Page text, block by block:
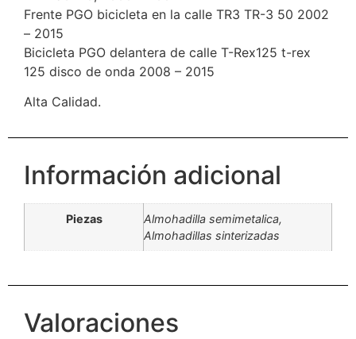
Frente PGO bicicleta en la calle TR3 TR-3 50 2002
– 2015
Bicicleta PGO delantera de calle T-Rex125 t-rex
125 disco de onda 2008 – 2015
Alta Calidad.
Información adicional
Piezas
Almohadilla semimetalica,
Almohadillas sinterizadas
Valoraciones